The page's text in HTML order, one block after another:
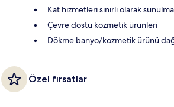
Kat hizmetleri sınırlı olarak
Çevre dostu kozmetik ürünleri
Dökme banyo/kozmetik ürünü
Özel fırsatlar